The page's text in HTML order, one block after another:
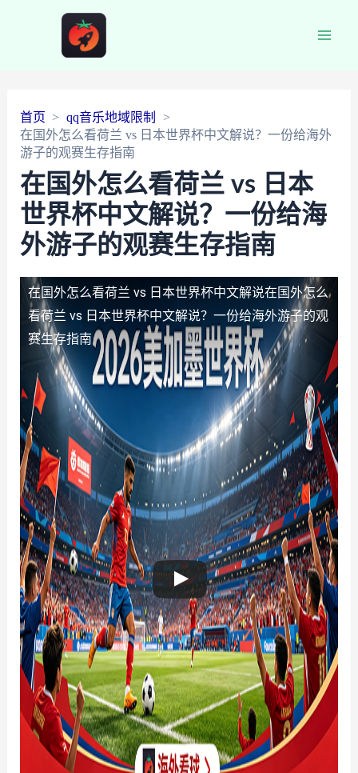
首页
qq音乐地域限制
在国外怎么看荷兰 vs 日本世界杯中文解说？一份给海外
游子的观赛生存指南
在国外怎么看荷兰 vs 日本
世界杯中文解说？一份给海
外游子的观赛生存指南
在国外怎么看荷兰 vs 日本世界杯中文解说在国外怎么
看荷兰 vs 日本世界杯中文解说？一份给海外游子的观
赛生存指南